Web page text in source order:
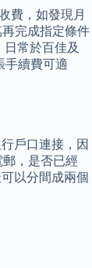
費，如發現月
完成指定條件
常於百佳及
手續費可適
戶口連接，因
，是否已經
以分間成兩個